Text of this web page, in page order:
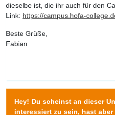
dieselbe ist, die ihr auch für den
Link: https://campus.hofa-
Beste Grüße,
Fabian
Hey! Du scheinst an dieser
interessiert zu sein, hast